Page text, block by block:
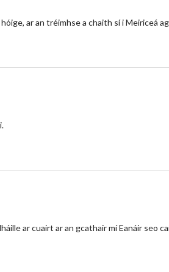
ar an tréimhse a chaith sí i Meiriceá
ar cuairt ar an gcathair mí Eanáir seo